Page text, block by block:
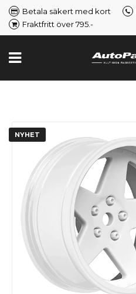
Betala säkert med kort
Fraktfritt över 795.-
NYHET